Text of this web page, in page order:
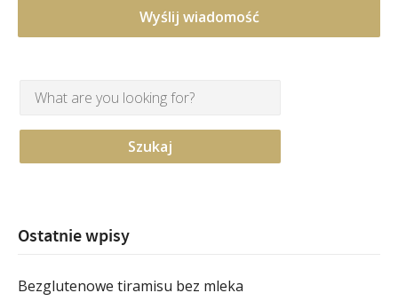
Ostatnie wpisy
Bezglutenowe tiramisu bez mleka